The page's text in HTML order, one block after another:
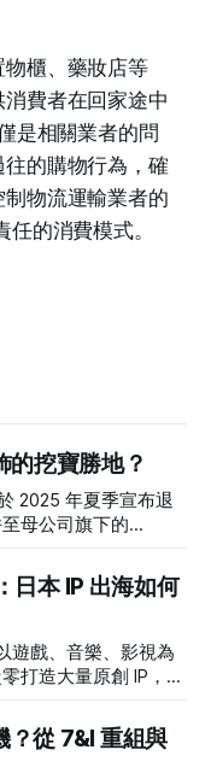
櫃、藥妝店等
費者在回家途中
是相關業者的問
的購物行為，確
物流運輸業者的
的消費模式。
的挖寶勝地？
2025 年夏季宣布退
母公司旗下的
俗
營收？ 乍看し
是誰；但如果說到
灣思夢樂背後的母公
報(1)，營收已經連創
逼無印良品。 在
，しまむら的排行甚
飾，版型也沒那麼
本 IP 出海如何
遊戲、音樂、影視為
打造大量原創 IP，但
並與自家的
外最具代表性的動畫
作的巨大經濟潛力
？從 7&I 重組與